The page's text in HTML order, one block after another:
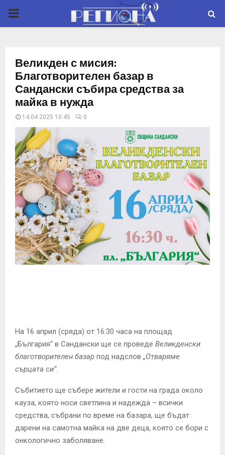
P
M
A
R
Y
M
E
N
Великден с мисия:
Благотворителен базар в
Сандански събира средства за
майка в нужда
14.04.2025 10:45 0
На 16 април (сряда) от 16:30 часа на площад
„България“ в Сандански ще се проведе Великденски
благотворителен базар под надслов „Отваряме
сърцата си“.
Събитието ще събере жители и гости на града около
кауза, която носи светлина и надежда – всички
средства, събрани по време на базара, ще бъдат
дарени на самотна майка на две деца, която се бори с
онкологично заболяване.